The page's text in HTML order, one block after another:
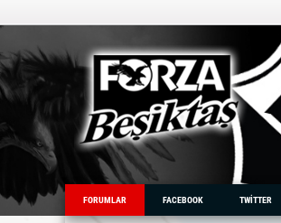
FORUMLAR FACEBOOK TWITTER